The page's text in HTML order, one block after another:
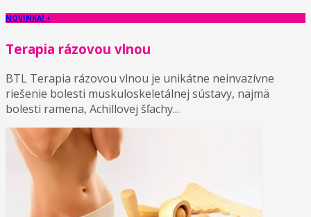
NOVINKA! +
Terapia rázovou vlnou
BTL Terapia rázovou vlnou je unikátne neinvazívne
riešenie bolesti muskuloskeletálnej sústavy, najmä
bolesti ramena, Achillovej šľachy...